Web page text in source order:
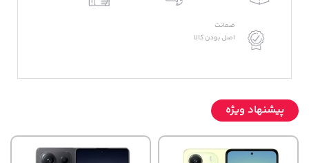
ضمانت
اصل بودن کالا
پیشنهاد ویژه